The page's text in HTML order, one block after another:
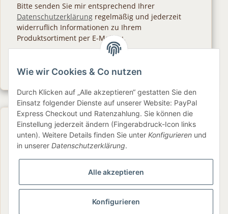
Bitte senden Sie mir entsprechend Ihrer
Datenschutzerklärung regelmäßig und jederzeit
widerruflich Informationen zu Ihrem
Produktsortiment per E-Mail zu.
Newsletter Abonnieren
Gesetzliche Informationen
Informationen
Wie wir Cookies & Co nutzen
Durch Klicken auf „Alle akzeptieren“ gestatten Sie den
Einsatz folgender Dienste auf unserer Website: PayPal
Express Checkout und Ratenzahlung. Sie können die
Einstellung jederzeit ändern (Fingerabdruck-Icon links
unten). Weitere Details finden Sie unter Konfigurieren und
in unserer Datenschutzerklärung.
Alle akzeptieren
Konfigurieren